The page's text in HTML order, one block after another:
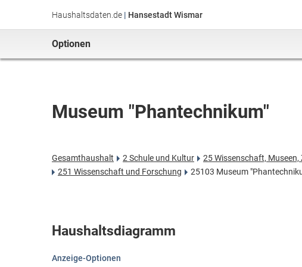
Haushaltsdaten.de | Hansestadt Wismar
Optionen
Museum "Phantechnikum"
Gesamthaushalt 2 Schule und Kultur
25 Wissenschaft,
251 Wissenschaft und Forschung
25103 Museum
Haushaltsdiagramm
Anzeige-Optionen